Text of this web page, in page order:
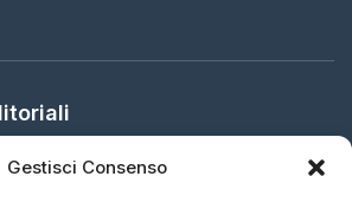
Gestisci Consenso
Arbitration in Italy Ltd.